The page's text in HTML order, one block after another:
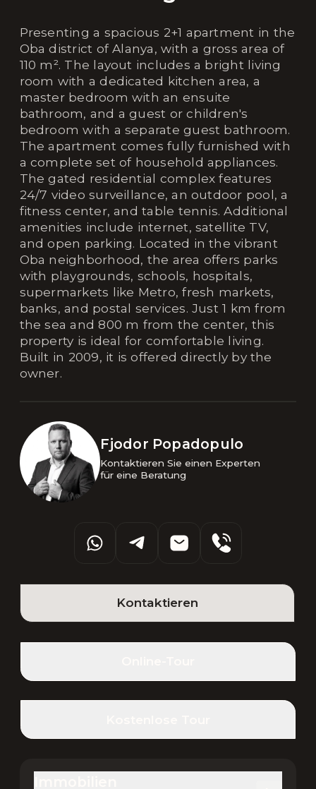
Presenting a spacious 2+1 apartment in the
Oba district of Alanya, with a gross area of
110 m². The layout includes a bright living
room with a dedicated kitchen area, a
master bedroom with an ensuite
bathroom, and a guest or children's
bedroom with a separate guest bathroom.
The apartment comes fully furnished with
a complete set of household appliances.
The gated residential complex features
24/7 video surveillance, an outdoor pool, a
fitness center, and table tennis. Additional
amenities include internet, satellite TV,
and open parking. Located in the vibrant
Oba neighborhood, the area offers parks
with playgrounds, schools, hospitals,
supermarkets like Metro, fresh markets,
banks, and postal services. Just 1 km from
the sea and 800 m from the center, this
property is ideal for comfortable living.
Built in 2009, it is offered directly by the
owner.
Fjodor Popadopulo
Kontaktieren Sie einen Experten
für eine Beratung
Kontaktieren